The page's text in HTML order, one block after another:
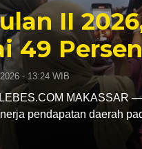
- 08:42 WIB
WAJO —
menunjukkan